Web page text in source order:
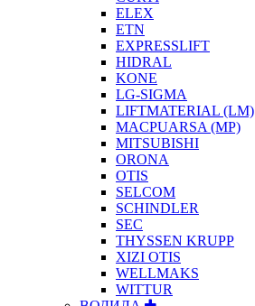
ELEX
ETN
EXPRESSLIFT
HIDRAL
KONE
LG-SIGMA
LIFTMATERIAL (LM)
MACPUARSA (MP)
MITSUBISHI
ORONA
OTIS
SELCOM
SCHINDLER
SEC
THYSSEN KRUPP
XIZI OTIS
WELLMAKS
WITTUR